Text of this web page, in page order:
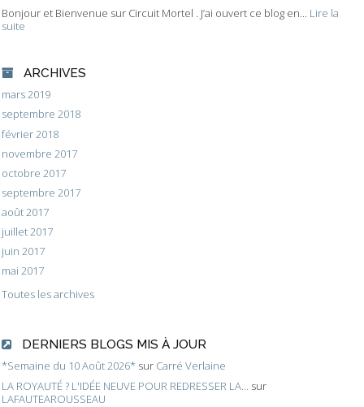
Bonjour et Bienvenue sur Circuit Mortel . J’ai ouvert ce blog en... Lire la
suite
ARCHIVES
mars 2019
septembre 2018
février 2018
novembre 2017
octobre 2017
septembre 2017
août 2017
juillet 2017
juin 2017
mai 2017
Toutes les archives
DERNIERS BLOGS MIS À JOUR
*Semaine du 10 Août 2026* sur Carré Verlaine
LA ROYAUTÉ ? L'IDÉE NEUVE POUR REDRESSER LA... sur
LAFAUTEAROUSSEAU